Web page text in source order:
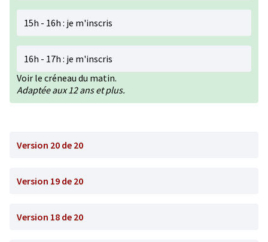
15h - 16h : je m'inscris
16h - 17h : je m'inscris
Voir le créneau du matin.
Adaptée aux 12 ans et plus.
Version 20 de 20
Version 19 de 20
Version 18 de 20